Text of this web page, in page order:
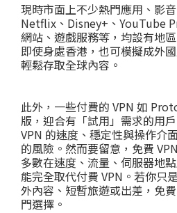
現時市面上不少熱門應用、影
Netflix、Disney+、YouTube
網站、遊戲服務等，均設有地
即使身處香港，也可模擬成外
輕鬆存取全球內容。
此外，一些付費的 VPN 如
版，迎合有「試用」需求的用
VPN 的速度、穩定性與操作介
的風險。然而要留意，免費
多數在速度、流量、伺服器地
能完全取代付費 VPN。若你只
外內容、短暫旅遊或出差，免
門選擇。